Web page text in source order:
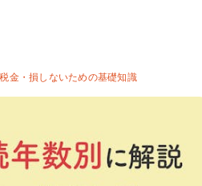
金・損しないための基礎知識